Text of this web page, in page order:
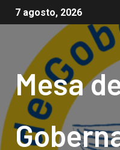
7 agosto, 2026
Mesa